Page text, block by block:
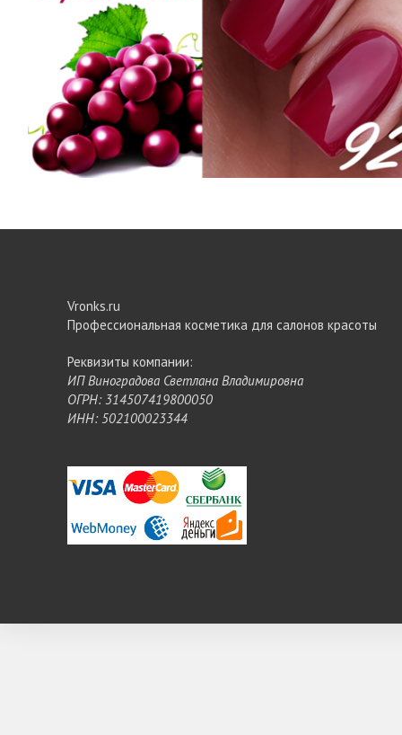
Vronks.ru
Профессиональная косметика для салонов красоты
Реквизиты компании:
ИП Виноградова Светлана Владимировна
ОГРН: 314507419800050
ИНН: 502100023344